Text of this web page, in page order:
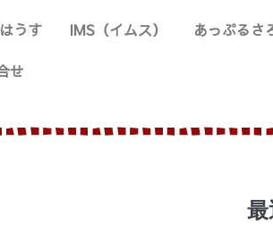
うす IMS（イムス） あっぷるさ
せ